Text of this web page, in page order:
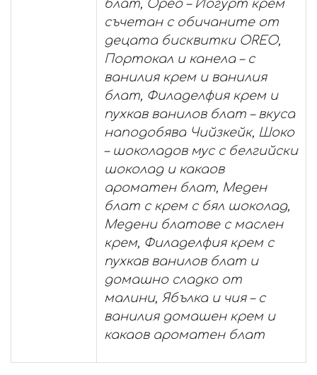
блат, Орео – Йогурт крем
съчетан с обичаните от
децата бисквитки OREO,
Портокал и канела – с
ванилия крем и ванилия
блат, Филаделфия крем и
пухкав ванилов блат – вкуса
наподобява Чийзкейк, Шоко
– шоколадов мус с белгийски
шоколад и какаов
ароматен блат, Меден
блат с крем с бял шоколад,
Медени блатове с маслен
крем, Филаделфия крем с
пухкав ванилов блат и
домашно сладко от
малини, Ябълка и чия – с
ванилия домашен крем и
какаов ароматен блат